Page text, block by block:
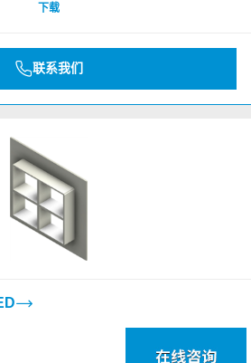
下载
联系我们